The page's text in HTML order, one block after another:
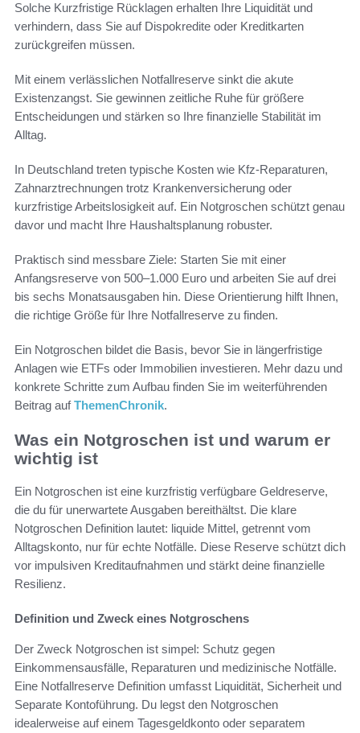
Solche Kurzfristige Rücklagen erhalten Ihre Liquidität und
verhindern, dass Sie auf Dispokredite oder Kreditkarten
zurückgreifen müssen.
Mit einem verlässlichen Notfallreserve sinkt die akute
Existenzangst. Sie gewinnen zeitliche Ruhe für größere
Entscheidungen und stärken so Ihre finanzielle Stabilität im
Alltag.
In Deutschland treten typische Kosten wie Kfz-Reparaturen,
Zahnarztrechnungen trotz Krankenversicherung oder
kurzfristige Arbeitslosigkeit auf. Ein Notgroschen schützt genau
davor und macht Ihre Haushaltsplanung robuster.
Praktisch sind messbare Ziele: Starten Sie mit einer
Anfangsreserve von 500–1.000 Euro und arbeiten Sie auf drei
bis sechs Monatsausgaben hin. Diese Orientierung hilft Ihnen,
die richtige Größe für Ihre Notfallreserve zu finden.
Ein Notgroschen bildet die Basis, bevor Sie in längerfristige
Anlagen wie ETFs oder Immobilien investieren. Mehr dazu und
konkrete Schritte zum Aufbau finden Sie im weiterführenden
Beitrag aufThemenChronik.
Was ein Notgroschen ist und warum er
wichtig ist
Ein Notgroschen ist eine kurzfristig verfügbare Geldreserve,
die du für unerwartete Ausgaben bereithältst. Die klare
Notgroschen Definition lautet: liquide Mittel, getrennt vom
Alltagskonto, nur für echte Notfälle. Diese Reserve schützt dich
vor impulsiven Kreditaufnahmen und stärkt deine finanzielle
Resilienz.
Definition und Zweck eines Notgroschens
Der Zweck Notgroschen ist simpel: Schutz gegen
Einkommensausfälle, Reparaturen und medizinische Notfälle.
Eine Notfallreserve Definition umfasst Liquidität, Sicherheit und
Separate Kontoführung. Du legst den Notgroschen
idealerweise auf einem Tagesgeldkonto oder separatem